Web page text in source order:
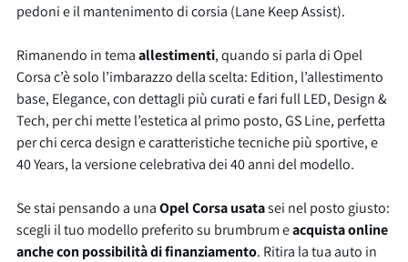
pedoni e il mantenimento di corsia (Lane Keep Assist).
Rimanendo in temaallestimenti, quando si parla di Opel
Corsa c’è solo l’imbarazzo della scelta: Edition, l’allestimento
base, Elegance, con dettagli più curati e fari full LED, Design &
Tech, per chi mette l’estetica al primo posto, GS Line, perfetta
per chi cerca design e caratteristiche tecniche più sportive, e
40 Years, la versione celebrativa dei 40 anni del modello.
Se stai pensando a unaOpel Corsa usatasei nel posto giusto:
scegli il tuo modello preferito su brumbrum eacquista online
anche con possibilità di finanziamento. Ritira la tua auto in